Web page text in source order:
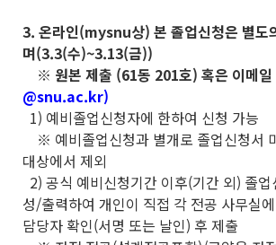
3. 온라인(mysnu상) 본 졸업신청은 별도
며(3.3(수)~3.13(금))
※ 원본 제출 (61동 201호) 혹은 이메일
@snu.ac.kr)
1) 예비졸업신청자에 한하여 신청 가능
※ 예비졸업신청과 별개로 졸업신청서
대상에서 제외
2) 공식 예비신청기간 이후(기간 외) 졸
성/출력하여 개인이 직접 각 전공 사무실
담당자 확인(서명 또는 날인) 후 제출